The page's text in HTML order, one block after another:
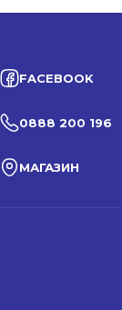
FACEBOOK
0888 200 196
МАГАЗИН